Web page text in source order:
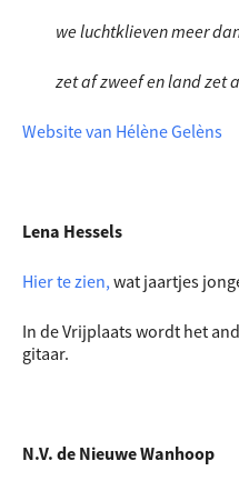
we luchtklieven meer
zet af zweef en land zet
Website van Hélène Gelèns
Lena Hessels
Hier te zien, wat jaartjes
In de Vrijplaats wordt het
gitaar.
N.V. de Nieuwe Wanhoop